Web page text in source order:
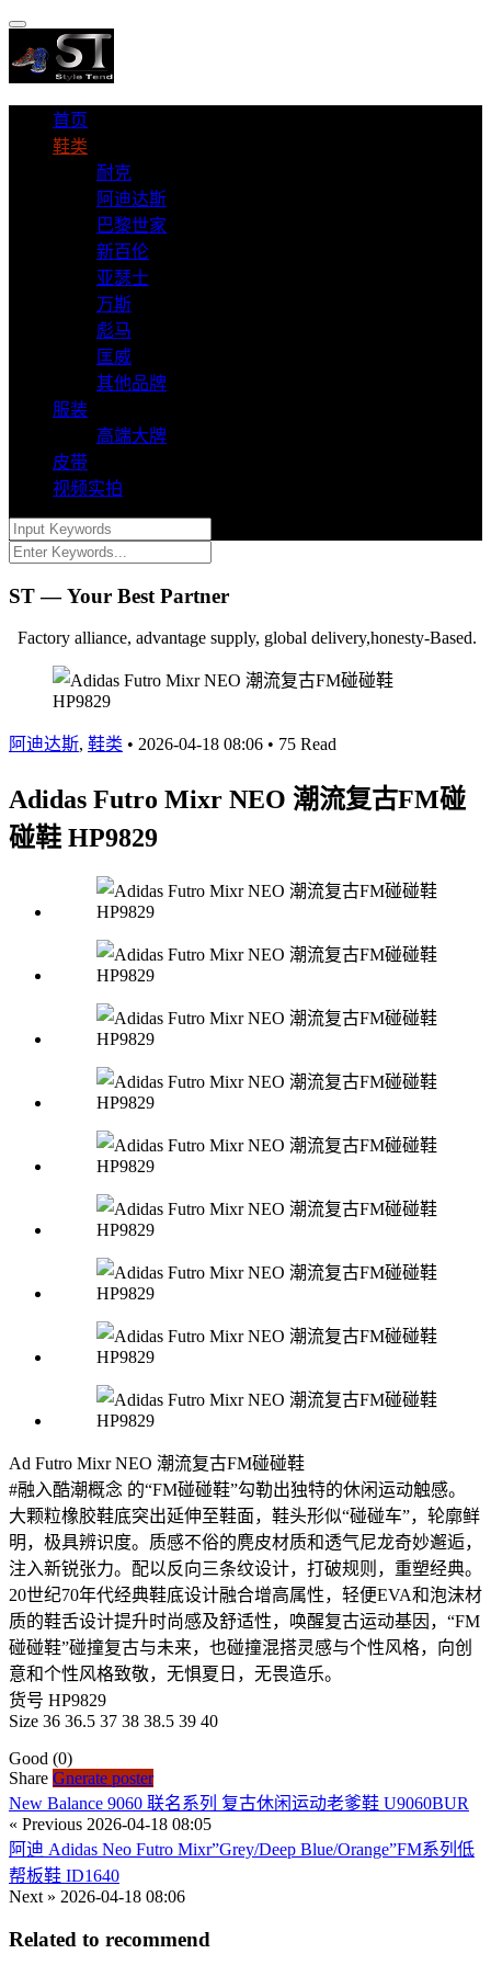
首页
鞋类
耐克
阿迪达斯
巴黎世家
新百伦
亚瑟士
万斯
彪马
匡威
其他品牌
服装
高端大牌
皮带
视频实拍
ST — Your Best Partner
Factory alliance, advantage supply, global delivery,honesty-Based.
阿迪达斯, 鞋类 • 2026-04-18 08:06 • 75 Read
Adidas Futro Mixr NEO 潮流复古FM碰
碰鞋 HP9829
Ad Futro Mixr NEO 潮流复古FM碰碰鞋
#融入酷潮概念 的“FM碰碰鞋”勾勒出独特的休闲运动触感。
大颗粒橡胶鞋底突出延伸至鞋面，鞋头形似“碰碰车”，轮廓鲜
明，极具辨识度。质感不俗的麂皮材质和透气尼龙奇妙邂逅，
注入新锐张力。配以反向三条纹设计，打破规则，重塑经典。
20世纪70年代经典鞋底设计融合增高属性，轻便EVA和泡沫材
质的鞋舌设计提升时尚感及舒适性，唤醒复古运动基因，“FM
碰碰鞋”碰撞复古与未来，也碰撞混搭灵感与个性风格，向创
意和个性风格致敬，无惧夏日，无畏造乐。
货号 HP9829
Size 36 36.5 37 38 38.5 39 40
Good (0)
Share Gnerate poster
New Balance 9060 联名系列 复古休闲运动老爹鞋 U9060BUR
« Previous 2026-04-18 08:05
阿迪 Adidas Neo Futro Mixr”Grey/Deep Blue/Orange”FM系列低
帮板鞋 ID1640
Next » 2026-04-18 08:06
Related to recommend